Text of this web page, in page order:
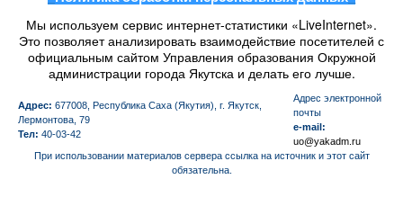
Мы используем сервис интернет-статистики «LiveInternet».
Это позволяет анализировать взаимодействие посетителей с
официальным сайтом Управления образования Окружной
администрации города Якутска и делать его лучше.
Адрес: 677008, Республика Саха (Якутия), г. Якутск,
Лермонтова, 79
Тел: 40-03-42
Aдрес электронной
почты
e-mail:
uo@yakadm.ru
При использовании материалов сервера ссылка на источник и этот сайт
обязательна.